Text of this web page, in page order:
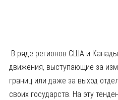
В ряде регионов США и
движения, выступающие за
границ или даже за выход
своих государств. На эту